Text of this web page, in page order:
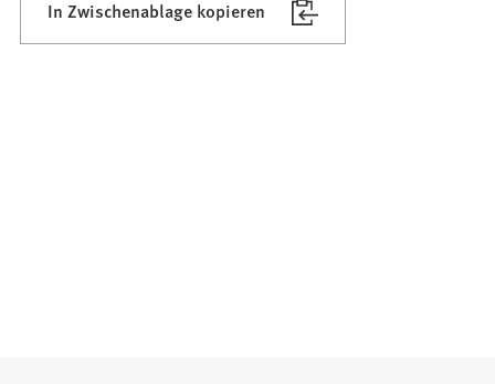
In Zwischenablage kopieren